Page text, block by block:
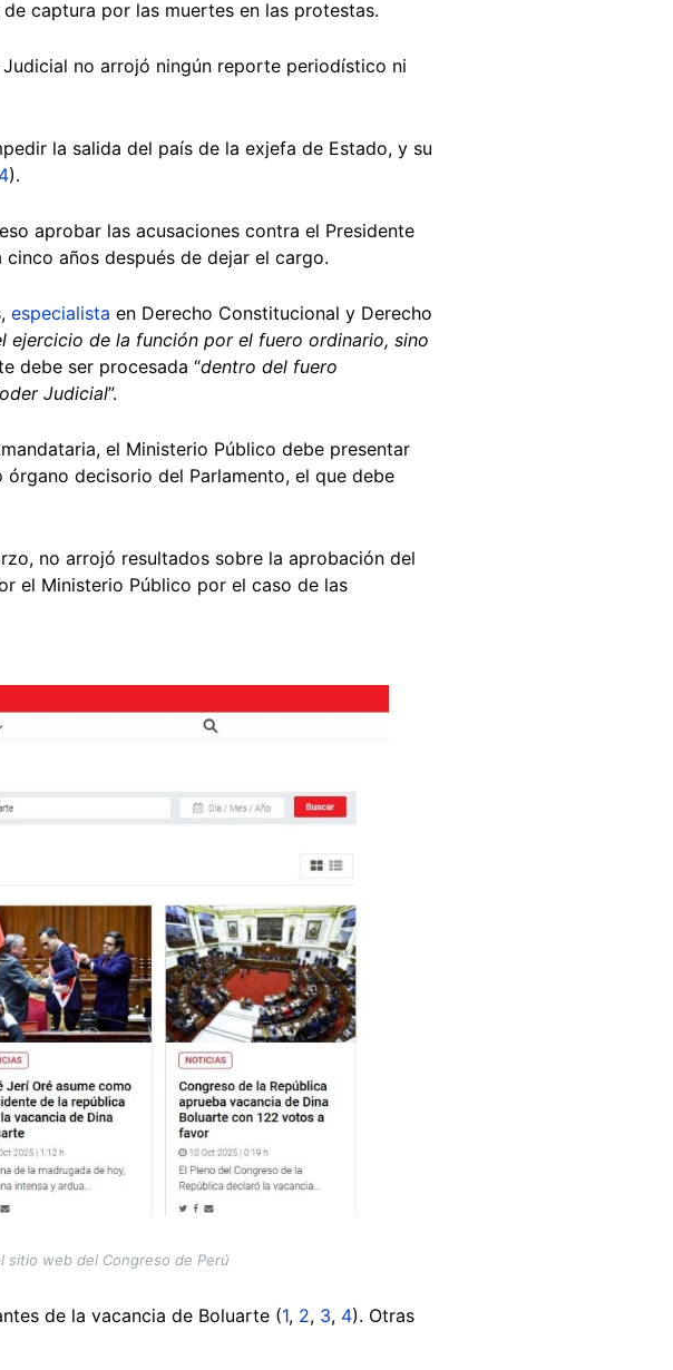
captura por las muertes en las protestas.
no arrojó ningún reporte periodístico ni
la salida del país de la exjefa de Estado, y su
4).
aprobar las acusaciones contra el Presidente
años después de dejar el cargo.
especialista en Derecho Constitucional y Derecho
de la función por el fuero ordinario, sino
debe ser procesada “dentro del fuero
Judicial”.
el Ministerio Público debe presentar
decisorio del Parlamento, el que debe
no arrojó resultados sobre la aprobación del
el Ministerio Público por el caso de las
sitio web del Congreso de Perú
de la vacancia de Boluarte (1, 2, 3, 4). Otras